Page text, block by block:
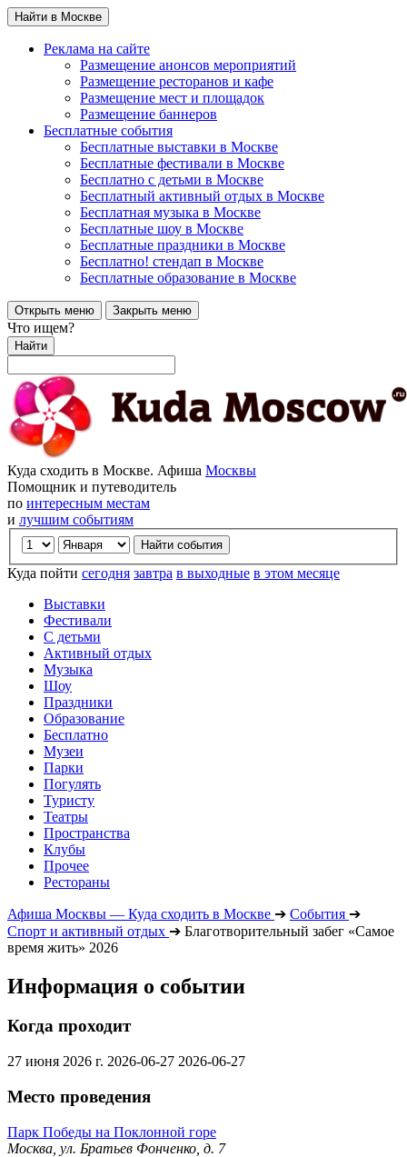
Найти в Москве
Реклама на сайте
Размещение анонсов мероприятий
Размещение ресторанов и кафе
Размещение мест и площадок
Размещение баннеров
Бесплатные события
Бесплатные выставки в Москве
Бесплатные фестивали в Москве
Бесплатно с детьми в Москве
Бесплатный активный отдых в Москве
Бесплатная музыка в Москве
Бесплатные шоу в Москве
Бесплатные праздники в Москве
Бесплатно! стендап в Москве
Бесплатные образование в Москве
Открыть меню Закрыть меню
Что ищем?
Найти
Куда сходить в Москве. Афиша Москвы
Помощник и путеводитель
по интересным местам
и лучшим событиям
Куда пойти сегодня завтра в выходные в этом месяце
Выставки
Фестивали
С детьми
Активный отдых
Музыка
Шоу
Праздники
Образование
Бесплатно
Музеи
Парки
Погулять
Туристу
Театры
Пространства
Клубы
Прочее
Рестораны
Афиша Москвы — Куда сходить в Москве ➔ События ➔
Спорт и активный отдых ➔ Благотворительный забег «Самое
время жить» 2026
Информация о событии
Когда проходит
27 июня 2026 г. 2026-06-27 2026-06-27
Место проведения
Парк Победы на Поклонной горе
Москва, ул. Братьев Фонченко, д. 7